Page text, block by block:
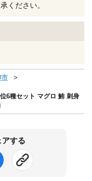
ください。
市
6種セット マグロ 鮪 刺身
アする